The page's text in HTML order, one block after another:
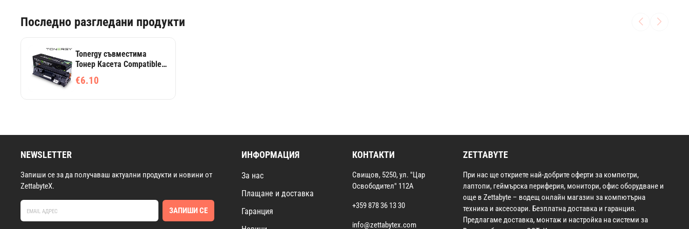
Последно разгледани продукти
Tonergy съвместима
Тонер Касета Compatible
49A/53A Q5949A/Q7553A
€6.10
NEWSLETTER
Запиши се за да получаваш актуални продукти и новини от
ZettabyteX.
ЗАПИШИ СЕ
ИНФОРМАЦИЯ
За нас
Плащане и доставка
Гаранция
КОНТАКТИ
Свищов, 5250, ул. "Цар
Освободител" 112А
+359 878 36 13 30
info@zettabytex.com
ZETTABYTE
При нас ще откриете най-добрите оферти за компютри,
лаптопи, геймърска периферия, монитори, офис оборудване и
още в Zettabyte – водещ онлайн магазин за компютърна
техника и аксесоари. Безплатна доставка и гаранция.
Предлагаме доставка, монтаж и настройка на системи за